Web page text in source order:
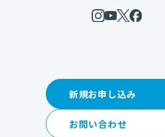
新規お申し込み
お問い合わせ